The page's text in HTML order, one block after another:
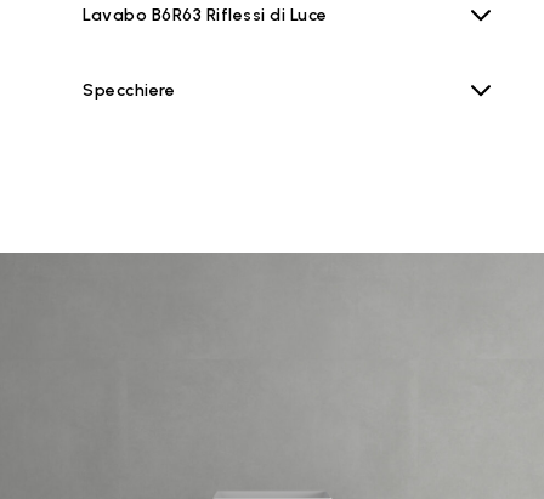
Lavabo B6R63 Riflessi di Luce
Specchiere